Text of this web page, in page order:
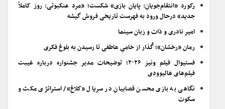
رکورد «انتقام‌جویان: پایان بازی» شکست؛ «مرد عنکبوتی: روز کاملاً
جدید» درحال ورود به فهرست تاریخی فروش گیشه
امیر نادری و ذات و زبان سینما
رمان «رخشان»؛ گُذار از خامیِ عاطفی تا رسیدن به بلوغ فکری
فستیوال فیلم ونیز ۲۰۲۶؛ توضیحات مدیر جشنواره درباره غیبت
فیلم‌های هالیوودی
نگاهی به بازی محسن قصابیان در سریال «کلاغ»/ استراتژی مکث و
سکوت